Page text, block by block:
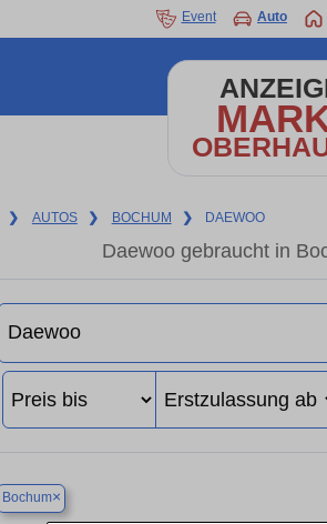
Event Auto
❯ AUTOS ❯ BOCHUM ❯ DAEWOO
Daewoo gebraucht in
Bochum×